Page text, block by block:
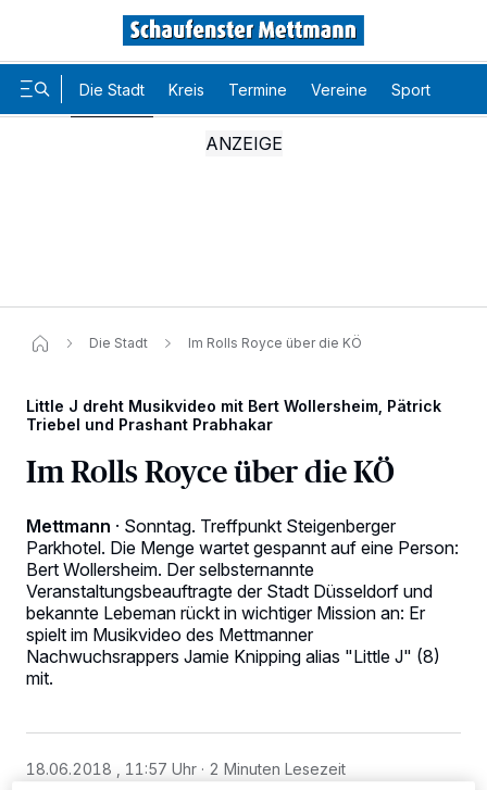
Die Stadt Kreis Termine Vereine Sport
Die Stadt Im Rolls Royce über die KÖ
Little J dreht Musikvideo mit Bert Wollersheim, Pätrick
Triebel und Prashant Prabhakar
Im Rolls Royce über die KÖ
Mettmann · Sonntag. Treffpunkt Steigenberger
Parkhotel. Die Menge wartet gespannt auf eine Person:
Bert Wollersheim. Der selbsternannte
Veranstaltungsbeauftragte der Stadt Düsseldorf und
bekannte Lebeman rückt in wichtiger Mission an: Er
spielt im Musikvideo des Mettmanner
Nachwuchsrappers Jamie Knipping alias "Little J" (8)
mit.
18.06.2018 , 11:57 Uhr 2 Minuten Lesezeit
Wir und unsere 218
-Partner speichern und greifen auf
personenbezogene Daten wie Browserdaten oder eindeutige
Kennungen auf Ihrem Gerät zu. Durch Auswahl von OK aktivieren Sie
Tracking-Technologien für die unter „Wir und unsere Partner
verarbeiten Daten, um Ihnen Dienste bereitzustellen“ aufgeführten
Zwecke. Wenn Tracker deaktiviert sind, sind manche Inhalte und
Anzeigen möglicherweise nicht mehr so relevant für Sie. Sie können
Informationen finden Sie in unserer Datenschutzerklärung.